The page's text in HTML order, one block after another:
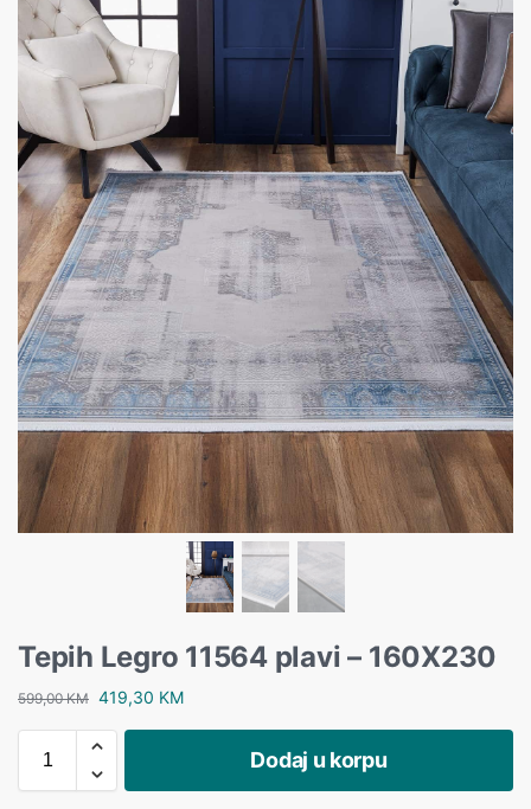
Tepih Legro 11564 plavi – 160X230
599,00KM 419,30 KM
Dodaj u korpu